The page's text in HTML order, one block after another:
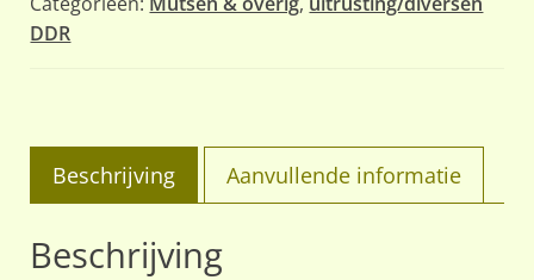
DDR
Beschrijving Aanvullende informatie
Beschrijving